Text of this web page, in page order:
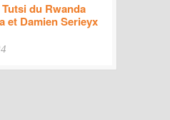
du Rwanda
et Damien Serieyx